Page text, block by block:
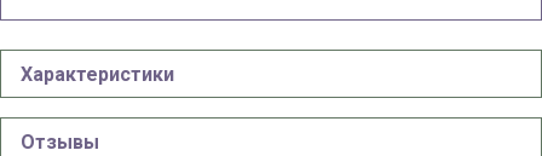
Характеристики
Отзывы